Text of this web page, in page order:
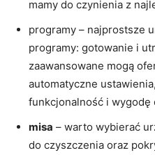
mamy do czynienia z
programy – najprostsze
programy: gotowanie i
zaawansowane mogą
automatyczne
funkcjonalność i wygodę
misa – warto wybierać
do czyszczenia oraz